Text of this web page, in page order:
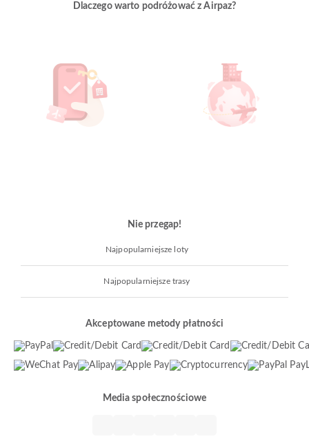
Dlaczego warto podróżować z Airpaz?
Nie przegap!
Najpopularniejsze loty
Najpopularniejsze trasy
Akceptowane metody płatności
Media społecznościowe